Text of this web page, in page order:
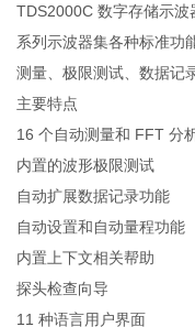
TDS2000C 数字存储示
系列示波器集各种标准功
测量、极限测试、数据记
主要特点
16 个自动测量和 FFT 分
内置的波形极限测试
自动扩展数据记录功能
自动设置和自动量程功能
内置上下文相关帮助
探头检查向导
11 种语言用户界面